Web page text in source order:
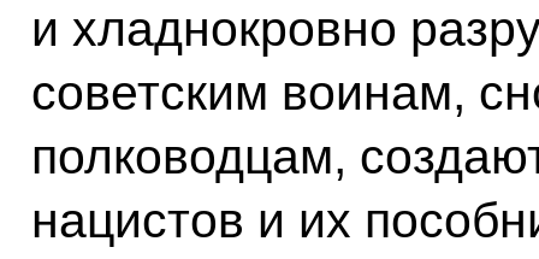
и хладнокровно
советским воинам,
полководцам,
нацистов и их